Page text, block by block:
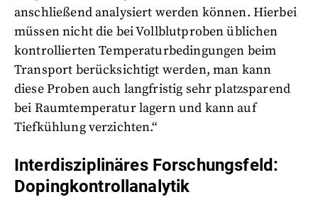
anschließend analysiert werden können. Hierbei
müssen nicht die bei Vollblutproben üblichen
kontrollierten Temperaturbedingungen beim
Transport berücksichtigt werden, man kann
diese Proben auch langfristig sehr platzsparend
bei Raumtemperatur lagern und kann auf
Tiefkühlung verzichten.“
Interdisziplinäres Forschungsfeld:
Dopingkontrollanalytik